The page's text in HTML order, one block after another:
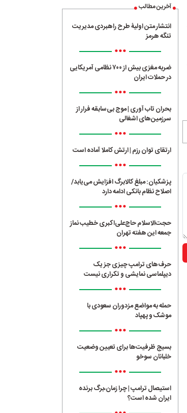
آخرین مطالب
انتشار متن اولیۀ طرح راهبردی مدیریت
تنگه هرمز
•••
ضربه مغزی بیش از ۷۰۰ نظامی آمریکایی
در حملات ایران
•••
بحران تاب آوری | موج بی‌سابقه فرار از
سرزمین‌های اشغالی
•••
ارتقای توان رزم | ارتش کاملا آماده است
•••
پزشکیان: مبلغ کالابرگ افزایش می‌یابد/
اصلاح نظام بانکی ادامه دارد
•••
حجت‌الاسلام حاج‌علی‌اکبری خطیب نماز
جمعه این هفته تهران
•••
حرف‌های ترامپ چیزی جز یک
دیپلماسی نمایشی و تکراری نیست
•••
حمله به مواضع مزدوران سعودی با
موشک و پهپاد
•••
بسیج ظرفیت‌ها برای تعیین وضعیت
خلبانان سوخو
•••
استیصال ترامپ | چرا زمان،برگ برنده
ایران شده است؟